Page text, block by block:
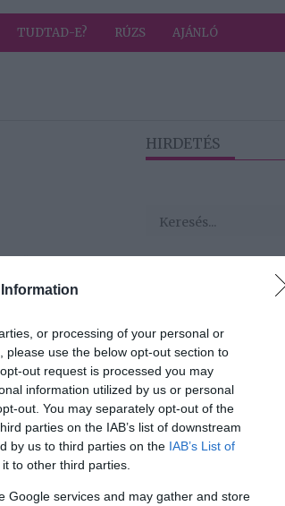
or processing of your personal or
use the below opt-out section to
out request is processed you may
information utilized by us or personal
out. You may separately opt-out of the
parties on the IAB’s list of downstream
by us to third parties on the IAB’s List of
to other third parties.
Google services and may gather and store
TUDTAD-E? RÚZS AJÁNLÓ
éve nem élnek
Az
túl, hiszen a
és elkezdett
lettünk
osztott
képe alá, aki egy
hogy talán mégis
HIRDETÉS